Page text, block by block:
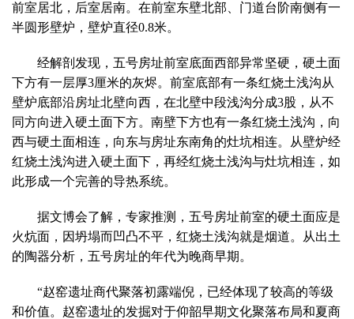
前室居北，后室居南。在前室东壁北部、门道台阶南侧有一
半圆形壁炉，壁炉直径0.8米。
经解剖发现，五号房址前室底面西部异常坚硬，硬土面
下方有一层厚3厘米的灰烬。前室底部有一条红烧土浅沟从
壁炉底部沿房址北壁向西，在北壁中段浅沟分成3股，从不
同方向进入硬土面下方。南壁下方也有一条红烧土浅沟，向
西与硬土面相连，向东与房址东南角的灶坑相连。从壁炉经
红烧土浅沟进入硬土面下，再经红烧土浅沟与灶坑相连，如
此形成一个完善的导热系统。
据文博会了解，专家推测，五号房址前室的硬土面应是
火炕面，因坍塌而凹凸不平，红烧土浅沟就是烟道。从出土
的陶器分析，五号房址的年代为晚商早期。
“赵窑遗址商代聚落初露端倪，已经体现了较高的等级
和价值。赵窑遗址的发掘对于仰韶早期文化聚落布局和夏商